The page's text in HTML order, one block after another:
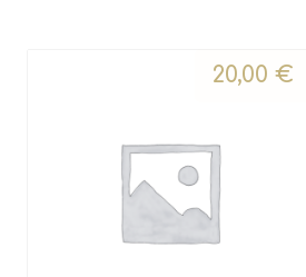
20,00€